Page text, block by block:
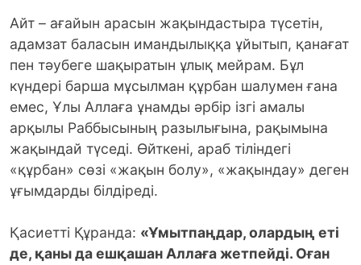
Айт – ағайын арасын жақындастыра түсетін,
адамзат баласын имандылыққа ұйытып, қанағат
пен тәубеге шақыратын ұлық мейрам. Бұл
күндері барша мұсылман құрбан шалумен ғана
емес, Ұлы Аллаға ұнамды әрбір ізгі амалы
арқылы Раббысының разылығына, рақымына
жақындай түседі. Өйткені, араб тіліндегі
«құрбан» сөзі «жақын болу», «жақындау» деген
ұғымдарды білдіреді.
Қасиетті Құранда: «Ұмытпаңдар, олардың еті
де, қаны да ешқашан Аллаға жетпейді. Оған